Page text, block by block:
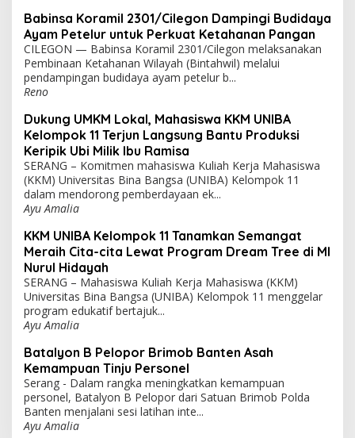
Babinsa Koramil 2301/Cilegon Dampingi Budidaya
Ayam Petelur untuk Perkuat Ketahanan Pangan
CILEGON — Babinsa Koramil 2301/Cilegon melaksanakan
Pembinaan Ketahanan Wilayah (Bintahwil) melalui
pendampingan budidaya ayam petelur b...
Reno
Dukung UMKM Lokal, Mahasiswa KKM UNIBA
Kelompok 11 Terjun Langsung Bantu Produksi
Keripik Ubi Milik Ibu Ramisa
SERANG – Komitmen mahasiswa Kuliah Kerja Mahasiswa
(KKM) Universitas Bina Bangsa (UNIBA) Kelompok 11
dalam mendorong pemberdayaan ek...
Ayu Amalia
KKM UNIBA Kelompok 11 Tanamkan Semangat
Meraih Cita-cita Lewat Program Dream Tree di MI
Nurul Hidayah
SERANG – Mahasiswa Kuliah Kerja Mahasiswa (KKM)
Universitas Bina Bangsa (UNIBA) Kelompok 11 menggelar
program edukatif bertajuk...
Ayu Amalia
Batalyon B Pelopor Brimob Banten Asah
Kemampuan Tinju Personel
Serang - Dalam rangka meningkatkan kemampuan
personel, Batalyon B Pelopor dari Satuan Brimob Polda
Banten menjalani sesi latihan inte...
Ayu Amalia